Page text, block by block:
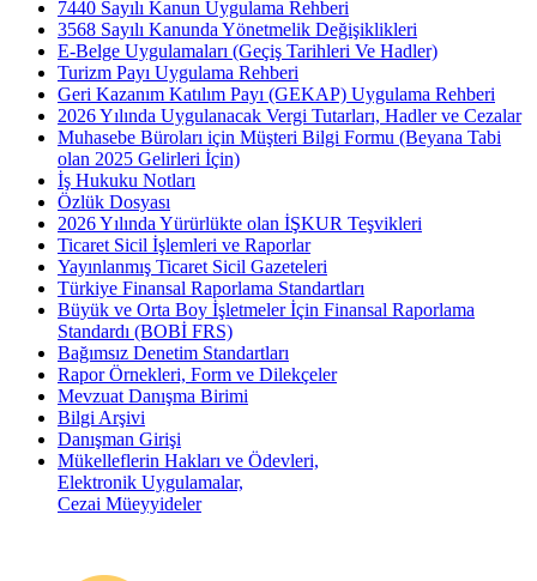
7440 Sayılı Kanun Uygulama Rehberi
3568 Sayılı Kanunda Yönetmelik Değişiklikleri
E-Belge Uygulamaları (Geçiş Tarihleri Ve Hadler)
Turizm Payı Uygulama Rehberi
Geri Kazanım Katılım Payı (GEKAP) Uygulama Rehberi
2026 Yılında Uygulanacak Vergi Tutarları, Hadler ve Cezalar
Muhasebe Büroları için Müşteri Bilgi Formu (Beyana Tabi
olan 2025 Gelirleri İçin)
İş Hukuku Notları
Özlük Dosyası
2026 Yılında Yürürlükte olan İŞKUR Teşvikleri
Ticaret Sicil İşlemleri ve Raporlar
Yayınlanmış Ticaret Sicil Gazeteleri
Türkiye Finansal Raporlama Standartları
Büyük ve Orta Boy İşletmeler İçin Finansal Raporlama
Standardı (BOBİ FRS)
Bağımsız Denetim Standartları
Rapor Örnekleri, Form ve Dilekçeler
Mevzuat Danışma Birimi
Bilgi Arşivi
Danışman Girişi
Mükelleflerin Hakları ve Ödevleri,
Elektronik Uygulamalar,
Cezai Müeyyideler